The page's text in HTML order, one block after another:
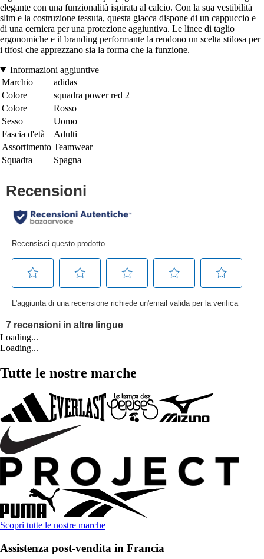
elegante con una funzionalità ispirata al calcio. Con la sua vestibilità
slim e la costruzione tessuta, questa giacca dispone di un cappuccio e
di una cerniera per una protezione aggiuntiva. Le linee di taglio
ergonomiche e il branding performante la rendono un scelta stilosa per
i tifosi che apprezzano sia la forma che la funzione.
Informazioni aggiuntive
Marchio
adidas
Colore
squadra power red 2
Colore
Rosso
Sesso
Uomo
Fascia d'età
Adulti
Assortimento Teamwear
Squadra
Spagna
Loading...
Loading...
Tutte le nostre marche
Scopri tutte le nostre marche
Assistenza post-vendita in Francia